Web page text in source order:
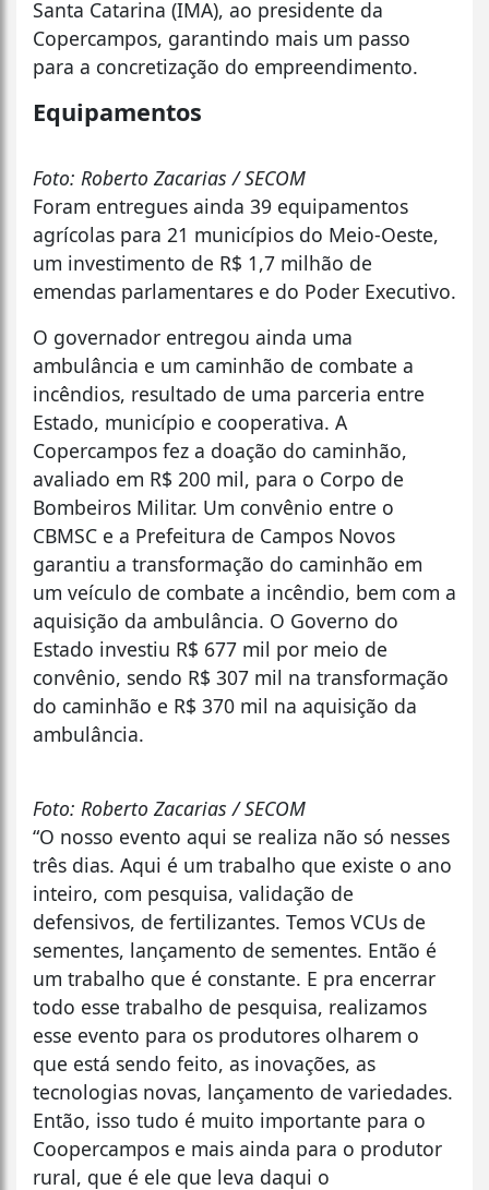
Santa Catarina (IMA), ao presidente da
Copercampos, garantindo mais um passo
para a concretização do empreendimento.
Equipamentos
Foto: Roberto Zacarias / SECOM
Foram entregues ainda 39 equipamentos
agrícolas para 21 municípios do Meio-Oeste,
um investimento de R$ 1,7 milhão de
emendas parlamentares e do Poder Executivo.
O governador entregou ainda uma
ambulância e um caminhão de combate a
incêndios, resultado de uma parceria entre
Estado, município e cooperativa. A
Copercampos fez a doação do caminhão,
avaliado em R$ 200 mil, para o Corpo de
Bombeiros Militar. Um convênio entre o
CBMSC e a Prefeitura de Campos Novos
garantiu a transformação do caminhão em
um veículo de combate a incêndio, bem com a
aquisição da ambulância. O Governo do
Estado investiu R$ 677 mil por meio de
convênio, sendo R$ 307 mil na transformação
do caminhão e R$ 370 mil na aquisição da
ambulância.
Foto: Roberto Zacarias / SECOM
“O nosso evento aqui se realiza não só nesses
três dias. Aqui é um trabalho que existe o ano
inteiro, com pesquisa, validação de
defensivos, de fertilizantes. Temos VCUs de
sementes, lançamento de sementes. Então é
um trabalho que é constante. E pra encerrar
todo esse trabalho de pesquisa, realizamos
esse evento para os produtores olharem o
que está sendo feito, as inovações, as
tecnologias novas, lançamento de variedades.
Então, isso tudo é muito importante para o
Coopercampos e mais ainda para o produtor
rural, que é ele que leva daqui o